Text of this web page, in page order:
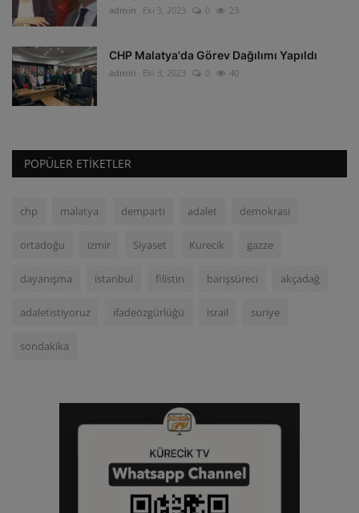
admin Eki 3, 2023 0 23
CHP Malatya'da Görev Dağılımı Yapıldı
admin Eki 3, 2023 0 40
POPÜLER ETIKETLER
chp malatya demparti adalet demokrasi
ortadoğu izmir Siyaset Kurecik gazze
dayanışma istanbul filistin barışsüreci akçadağ
adaletistiyoruz ifadeözgürlüğü israil suriye
sondakika